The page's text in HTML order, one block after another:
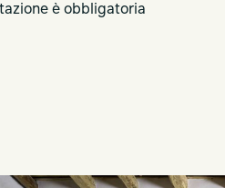
è obbligatoria